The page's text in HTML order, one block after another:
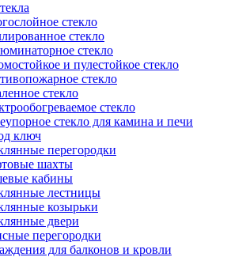
стекло
стекло
стекло
и пулестойкое стекло
стекло
стекло
стекло
стекло для камина и печи
ключ
перегородки
шахты
кабины
лестницы
козырьки
двери
перегородки
для балконов и кровли